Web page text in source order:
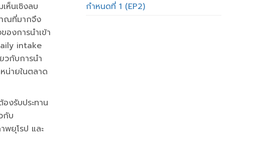
ห็นเชิงลบ
าณที่มากจึง
องการนำเข้า
intake
วกับการนำ
น่ายในตลาด
รับประทาน
กับ
พยุโรป และ
กำหนดที่ 1 (EP2)